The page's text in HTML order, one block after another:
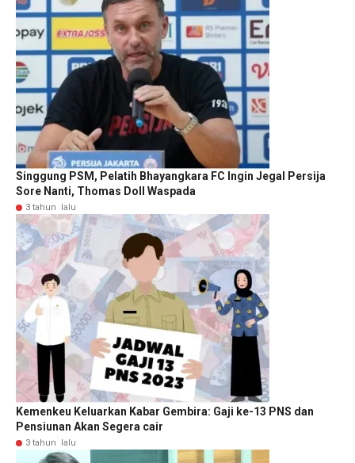
Singgung PSM, Pelatih Bhayangkara FC Ingin Jegal Persija
Sore Nanti, Thomas Doll Waspada
3 tahun lalu
Kemenkeu Keluarkan Kabar Gembira: Gaji ke-13 PNS dan
Pensiunan Akan Segera cair
3 tahun lalu